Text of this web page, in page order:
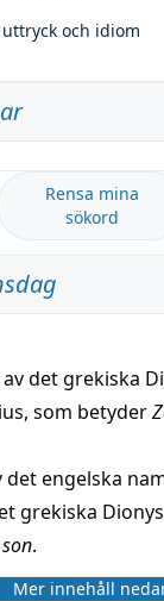
och idiom
Rensa mina
sökord
det grekiska
som betyder
engelska
grekiska
.
Mer innehåll